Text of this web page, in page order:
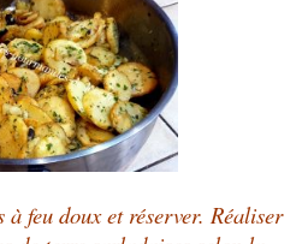
feu doux et réserver. Réaliser